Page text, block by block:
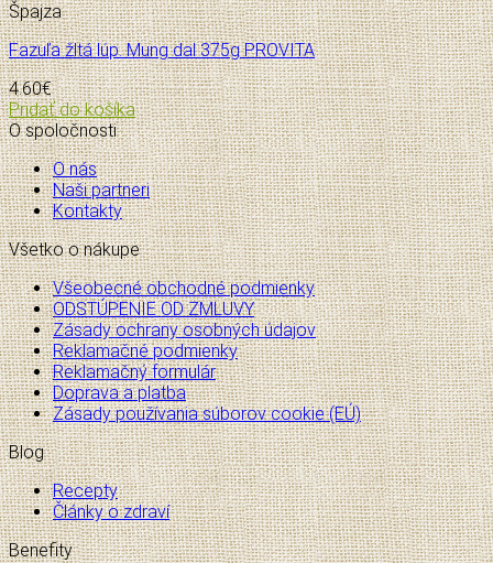
Špajza
Fazuľa žltá lúp. Mung dal 375g PROVITA
4.60€
Pridať do košíka
O spoločnosti
O nás
Naši partneri
Kontakty
Všetko o nákupe
Všeobecné obchodné podmienky
ODSTÚPENIE OD ZMLUVY
Zásady ochrany osobných údajov
Reklamačné podmienky
Reklamačný formulár
Doprava a platba
Zásady používania súborov cookie (EÚ)
Blog
Recepty
Články o zdraví
Benefity